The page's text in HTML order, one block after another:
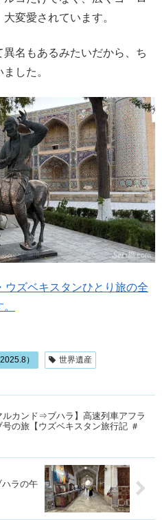
変愛されています。
異名もあるみたいだから、ち
した。
ズベキスタンひとり旅の全
） 世界遺産
ルカンド⇒ブハラ】高速列車アフラ
号の旅【ウズベキスタン旅行記 ＃
ラの午